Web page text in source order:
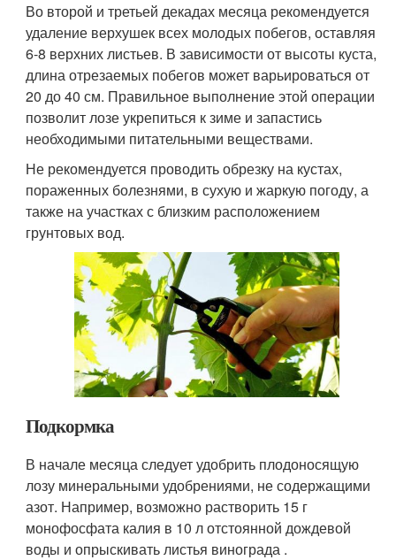
Во второй и третьей декадах месяца рекомендуется
удаление верхушек всех молодых побегов, оставляя
6-8 верхних листьев. В зависимости от высоты куста,
длина отрезаемых побегов может варьироваться от
20 до 40 см. Правильное выполнение этой операции
позволит лозе укрепиться к зиме и запастись
необходимыми питательными веществами.
Не рекомендуется проводить обрезку на кустах,
пораженных болезнями, в сухую и жаркую погоду, а
также на участках с близким расположением
грунтовых вод.
Подкормка
В начале месяца следует удобрить плодоносящую
лозу минеральными удобрениями, не содержащими
азот. Например, возможно растворить 15 г
монофосфата калия в 10 л отстоянной дождевой
воды и опрыскивать листья винограда .